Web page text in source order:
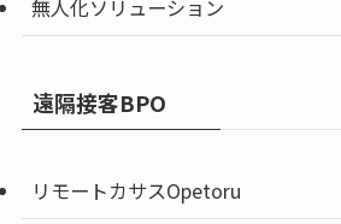
無人化ソリューション
遠隔接客BPO
リモートカサスOpetoru